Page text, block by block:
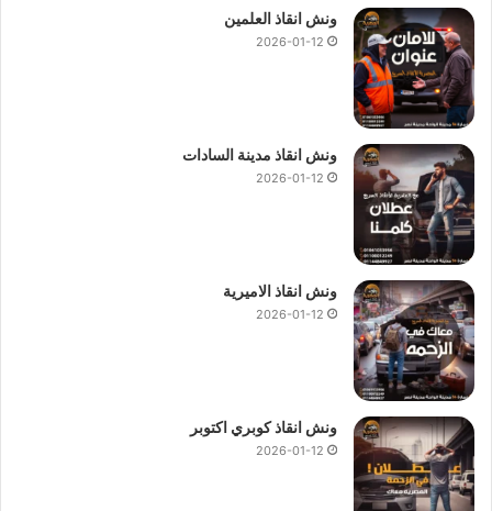
ونش انقاذ العلمين
2026-01-12
ونش انقاذ مدينة السادات
2026-01-12
ونش انقاذ الاميرية
2026-01-12
ونش انقاذ كوبري اكتوبر
2026-01-12